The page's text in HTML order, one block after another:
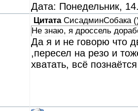
Дата: Понедельник,
Цитата СисадминСобака (
Не знаю, я дроссель
Да я и не говорю что
,пересел на резо и
хватать, всё